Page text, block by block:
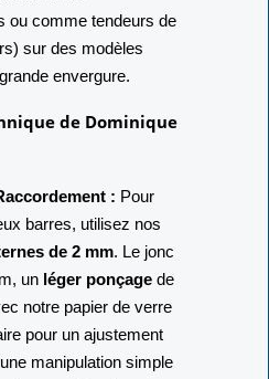
ou comme tendeurs de
sur des modèles
envergure.
de Dominique
: Pour
barres, utilisez nos
de 2 mm. Le jonc
un léger ponçagede
notre papier de verre
pour un ajustement
manipulation simple